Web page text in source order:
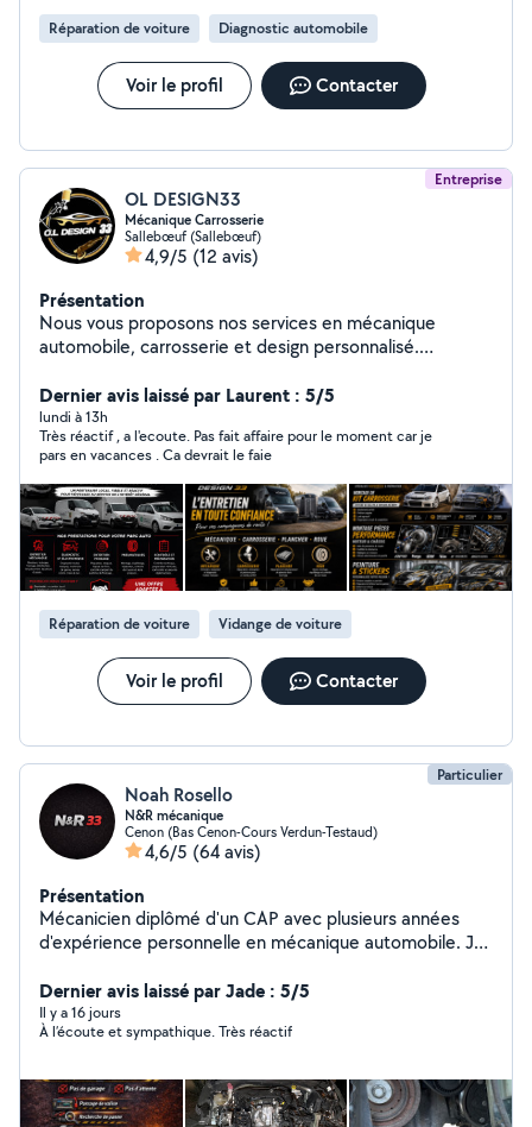
Réparation de voiture Diagnostic automobile
Voir le profil Contacter
Entreprise
OL DESIGN33
Mécanique Carrosserie
Sallebœuf (Sallebœuf)
4,9/5 (12 avis)
Présentation
Nous vous proposons nos services en mécanique
automobile, carrosserie et design personnalisé.
véhicules pour tous types de réparations ou
améliorations, ainsi que sur la création d'objets uniques.
Mécanique & Entretien : - Diagnostic, réparation et
entretien courant - Freinage, suspension, vidange,
distribution. - Préparation avant contrôle technique
Carrosserie & Rénovation : - Réparations de carrosserie
- Peintures et retouches - Lustrages, polissage,
rénovation de phare. Création Design & Personnalisation
: - Flocage textile (vêtement personnalisés) - Création
et personnalisation d'objets (Fontaine à boisson, siège,
extincteur décoratifs, et bien plus selon vos idées !
Nous travaillons avec sérieux, créativité et souci du
détail pour vous offrir un résultat propre et durable.
N'hésitez pas à nous contacter pour vos projets,
bientôt L'équipe OL DESIGN33
Dernier avis laissé par Laurent : 5/5
lundi à 13h
Très réactif , a l'ecoute. Pas fait affaire pour le moment car je
pars en vacances . Ca devrait le faie
Réparation de voiture Vidange de voiture
Voir le profil Contacter
Particulier
Noah Rosello
N&R mécanique
Cenon (Bas Cenon-Cours Verdun-Testaud)
4,6/5 (64 avis)
Présentation
Mécanicien diplômé d'un CAP avec plusieurs années
d'expérience personnelle en mécanique automobile. Je
sérieux et transparence. N'hésitez pas à me contacter
pour échanger sur vos besoins.
Dernier avis laissé par Jade : 5/5
Il y a 16 jours
À l’écoute et sympathique. Très réactif